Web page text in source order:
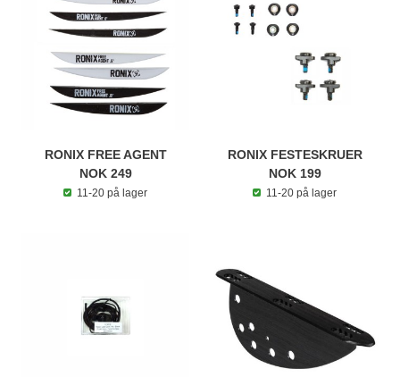
RONIX FREE AGENT
NOK 249
11-20 på lager
RONIX FESTESKRUER
NOK 199
11-20 på lager